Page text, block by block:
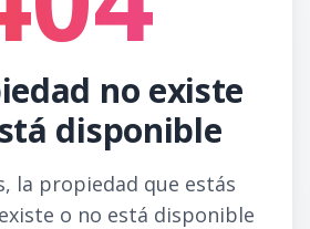
no existe
disponible
la propiedad que estás
o no está disponible